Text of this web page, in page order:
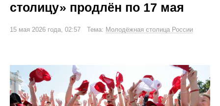
столицу» продлён по 17 мая
15 мая 2026 года, 02:57 Тема: Молодёжная столица России